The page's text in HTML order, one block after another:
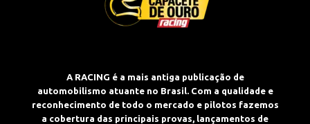
A RACING é a mais antiga publicação de
automobilismo atuante no Brasil. Com a qualidade e
reconhecimento de todo o mercado e pilotos fazemos
a cobertura das principais provas, lançamentos de